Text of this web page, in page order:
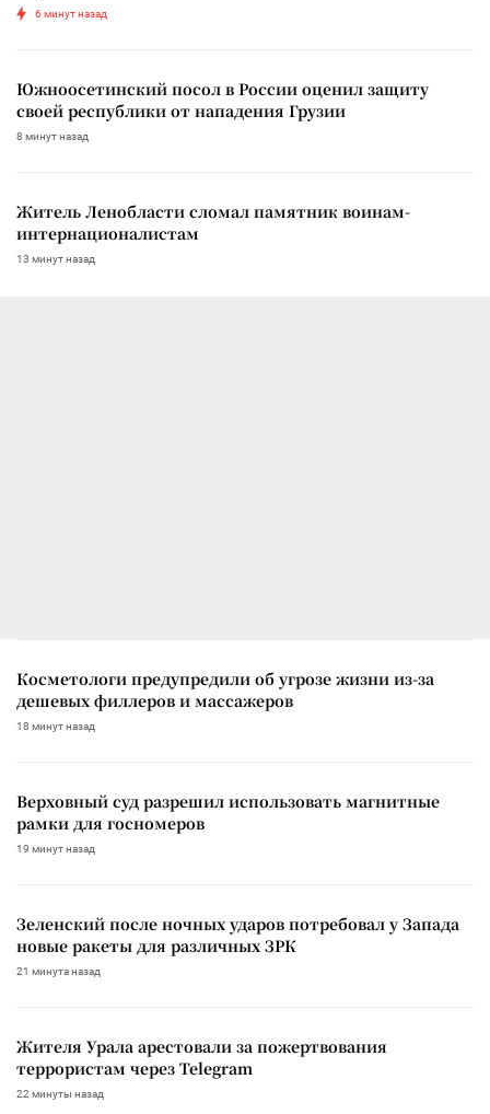
6 минут назад
Южноосетинский посол в России оценил защиту
своей республики от нападения Грузии
8 минут назад
Житель Ленобласти сломал памятник воинам-
интернационалистам
13 минут назад
Косметологи предупредили об угрозе жизни из-за
дешевых филлеров и массажеров
18 минут назад
Верховный суд разрешил использовать магнитные
рамки для госномеров
19 минут назад
Зеленский после ночных ударов потребовал у Запада
новые ракеты для различных ЗРК
21 минута назад
Жителя Урала арестовали за пожертвования
террористам через Telegram
22 минуты назад